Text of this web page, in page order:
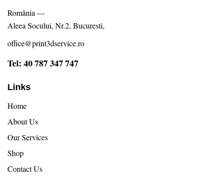
România —
Aleea Socului, Nr.2, Bucuresti,
office@print3dservice.ro
Tel: 40 787 347 747
Links
Home
About Us
Our Services
Shop
Contact Us